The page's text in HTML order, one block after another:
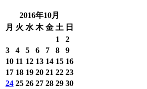
2016年10月
月 火 水 木 金 土 日
1
2
3
4 5 6 7 8
9
10 11 12 13 14 15 16
17 18 19 20 21 22 23
24 25 26 27 28 29 30